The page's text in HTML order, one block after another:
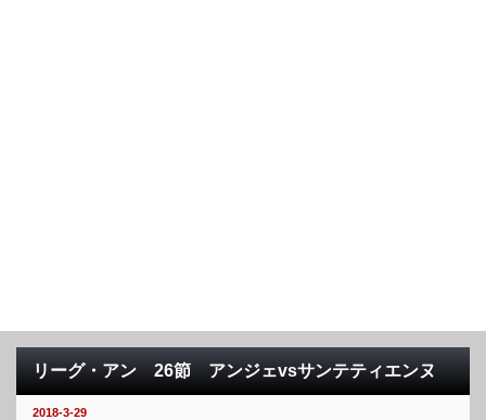
リーグ・アン 26節 アンジェvsサンテティエンヌ
2018-3-29